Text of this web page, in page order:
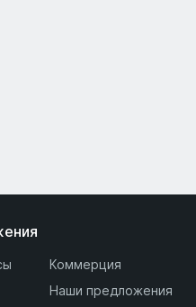
Коммерция
Наши предложения